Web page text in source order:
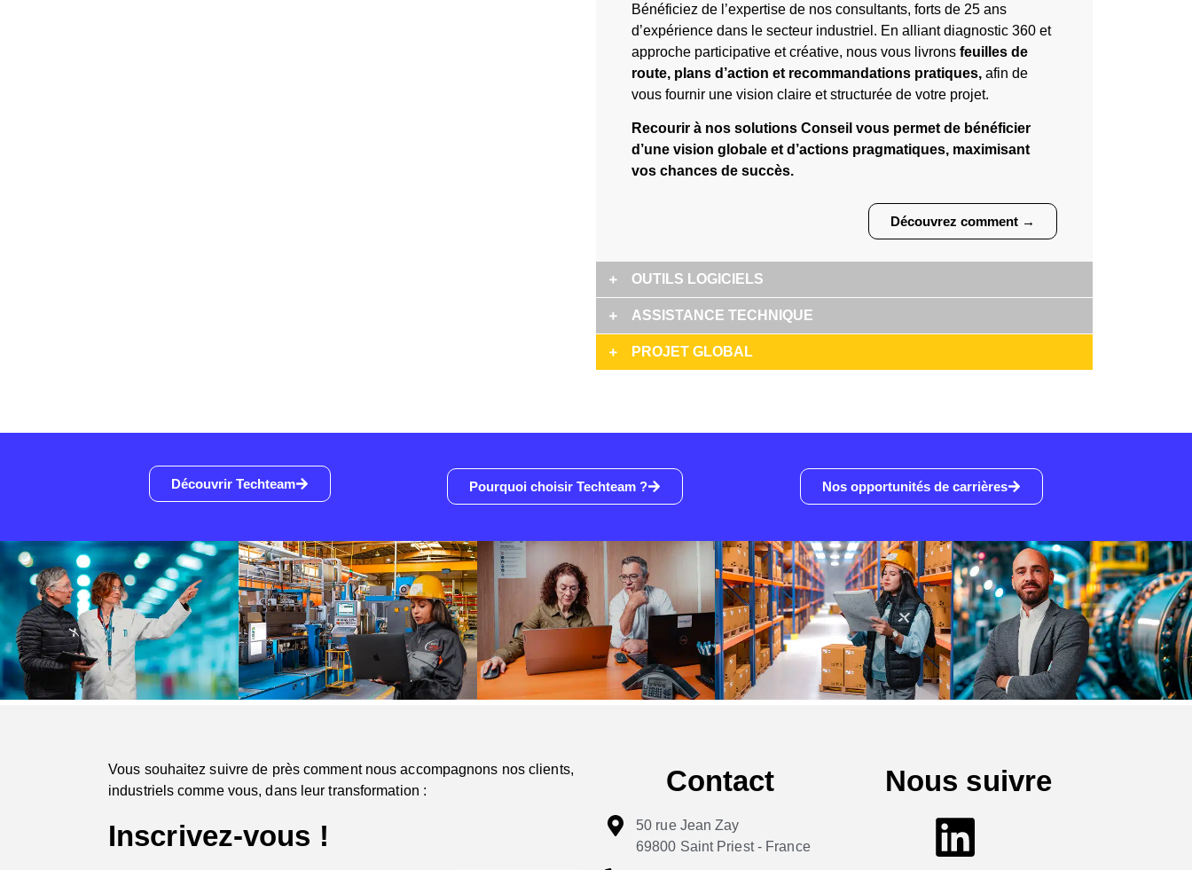
Bénéficiez de l’expertise de nos consultants, forts de 25 ans
d’expérience dans le secteur industriel. En alliant diagnostic 360 et
approche participative et créative, nous vous livrons feuilles de
route, plans d’action et recommandations pratiques,afin de
vous fournir une vision claire et structurée de votre projet.
Recourir à nos solutions Conseil vous permet de bénéficier
d’une vision globale et d’actions pragmatiques, maximisant
vos chances de succès.
Découvrez comment →
OUTILS LOGICIELS
ASSISTANCE TECHNIQUE
PROJET GLOBAL
Découvrir Techteam Pourquoi choisir Techteam ? Nos opportunités de carrières
Vous souhaitez suivre de près comment nous accompagnons nos clients,
industriels comme vous, dans leur transformation :
Inscrivez-vous !
Contact
50 rue Jean Zay
69800 Saint Priest - France
Nous suivre